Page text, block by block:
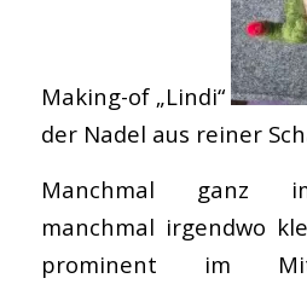
Making-of „Lindi“
der Nadel aus reiner
Manchmal ganz
manchmal irgendwo
prominent im